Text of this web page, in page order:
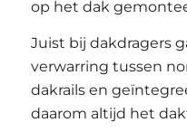
op het dak
Juist bij dakdragers
verwarring tussen
dakrails en
daarom altijd het